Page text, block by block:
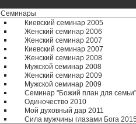
Семинары
Киевский семинар 2005
Женский семинар 2006
Женский семинар 2007
Киевский семинар 2007
Женский семинар 2008
Мужской семинар 2008
Женский семинар 2009
Мужской семинар 2009
Семинар "Божий план для
Одиночество 2010
Мой духовный дар 2011
Сила мужчины глазами Бога 2015